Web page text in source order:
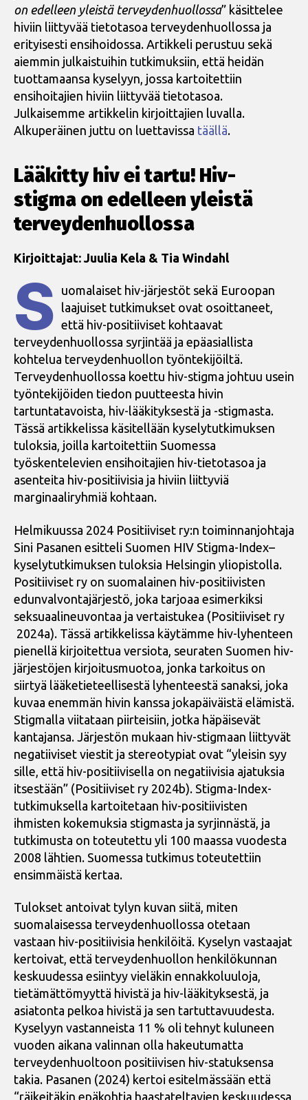
on edelleen yleistä terveydenhuollossa” käsittelee
hiviin liittyvää tietotasoa terveydenhuollossa ja
erityisesti ensihoidossa. Artikkeli perustuu sekä
aiemmin julkaistuihin tutkimuksiin, että heidän
tuottamaansa kyselyyn, jossa kartoitettiin
ensihoitajien hiviin liittyvää tietotasoa.
Julkaisemme artikkelin kirjoittajien luvalla.
Alkuperäinen juttu on luettavissa täällä.
Lääkitty hiv ei tartu! Hiv-
stigma on edelleen yleistä
terveydenhuollossa
Kirjoittajat: Juulia Kela & Tia Windahl
S uomalaiset hiv-järjestöt sekä Euroopan
laajuiset tutkimukset ovat osoittaneet,
että hiv-positiiviset kohtaavat
terveydenhuollossa syrjintää ja epäasiallista
kohtelua terveydenhuollon työntekijöiltä.
Terveydenhuollossa koettu hiv-stigma johtuu usein
työntekijöiden tiedon puutteesta hivin
tartuntatavoista, hiv-lääkityksestä ja -stigmasta.
Tässä artikkelissa käsitellään kyselytutkimuksen
tuloksia, joilla kartoitettiin Suomessa
työskentelevien ensihoitajien hiv-tietotasoa ja
asenteita hiv-positiivisia ja hiviin liittyviä
marginaaliryhmiä kohtaan.
Helmikuussa 2024 Positiiviset ry:n toiminnanjohtaja
Sini Pasanen esitteli Suomen HIV Stigma-Index–
kyselytutkimuksen tuloksia Helsingin yliopistolla.
Positiiviset ry on suomalainen hiv-positiivisten
edunvalvontajärjestö, joka tarjoaa esimerkiksi
seksuaalineuvontaa ja vertaistukea (Positiiviset ry
2024a). Tässä artikkelissa käytämme hiv-lyhenteen
pienellä kirjoitettua versiota, seuraten Suomen hiv-
järjestöjen kirjoitusmuotoa, jonka tarkoitus on
siirtyä lääketieteellisestä lyhenteestä sanaksi, joka
kuvaa enemmän hivin kanssa jokapäiväistä elämistä.
Stigmalla viitataan piirteisiin, jotka häpäisevät
kantajansa. Järjestön mukaan hiv-stigmaan liittyvät
negatiiviset viestit ja stereotypiat ovat “yleisin syy
sille, että hiv-positiivisella on negatiivisia ajatuksia
itsestään” (Positiiviset ry 2024b). Stigma-Index-
tutkimuksella kartoitetaan hiv-positiivisten
ihmisten kokemuksia stigmasta ja syrjinnästä, ja
tutkimusta on toteutettu yli 100 maassa vuodesta
2008 lähtien. Suomessa tutkimus toteutettiin
ensimmäistä kertaa.
Tulokset antoivat tylyn kuvan siitä, miten
suomalaisessa terveydenhuollossa otetaan
vastaan hiv-positiivisia henkilöitä. Kyselyn vastaajat
kertoivat, että terveydenhuollon henkilökunnan
keskuudessa esiintyy vieläkin ennakkoluuloja,
tietämättömyyttä hivistä ja hiv-lääkityksestä, ja
asiatonta pelkoa hivistä ja sen tartuttavuudesta.
Kyselyyn vastanneista 11 % oli tehnyt kuluneen
vuoden aikana valinnan olla hakeutumatta
terveydenhuoltoon positiivisen hiv-statuksensa
takia. Pasanen (2024) kertoi esitelmässään että
“räikeitäkin epäkohtia haastateltavien keskuudessa